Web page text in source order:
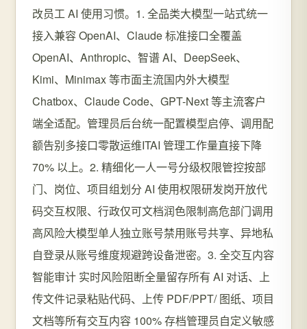
改员工 AI 使用习惯。1. 全品类大模型一站式统一
接入兼容 OpenAI、Claude 标准接口全覆盖
OpenAI、Anthropic、智谱 AI、DeepSeek、
Kimi、Minimax 等市面主流国内外大模型
Chatbox、Claude Code、GPT-Next 等主流客户
端全适配。管理员后台统一配置模型启停、调用配
额告别多接口零散运维ITAI 管理工作量直接下降
70% 以上。2. 精细化一人一号分级权限管控按部
门、岗位、项目组划分 AI 使用权限研发岗开放代
码交互权限、行政仅可文档润色限制高危部门调用
高风险大模型单人独立账号禁用账号共享、异地私
自登录从账号维度规避跨设备泄密。3. 全交互内容
智能审计 实时风险阻断全量留存所有 AI 对话、上
传文件记录粘贴代码、上传 PDF/PPT/ 图纸、项目
文档等所有交互内容 100% 存档管理员自定义敏感